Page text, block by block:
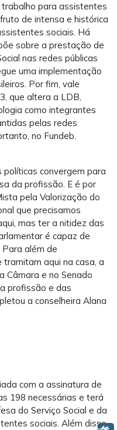
para assistentes
de intensa e histórica
sociais. Há
sobre a prestação de
nas redes públicas
uma implementação
Por fim, vale
que altera a LDB,
como integrantes
pelas redes
no Fundeb.
convergem para
da profissão. E é por
pela Valorização do
que precisamos
mas ter a nitidez das
é capaz de
além de
tramitam aqui na casa, a
Câmara e no Senado
profissão e das
a conselheira Alana
com a assinatura de
198 necessárias e terá
do Serviço Social e da
sociais. Além disso,